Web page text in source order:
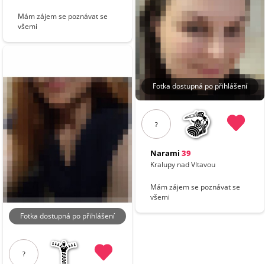
Mám zájem se poznávat se
všemi
Fotka dostupná po přihlášení
?
Fotka dostupná po přihlášení
?
Narami 39
Kralupy nad Vltavou
Mám zájem se poznávat se
všemi